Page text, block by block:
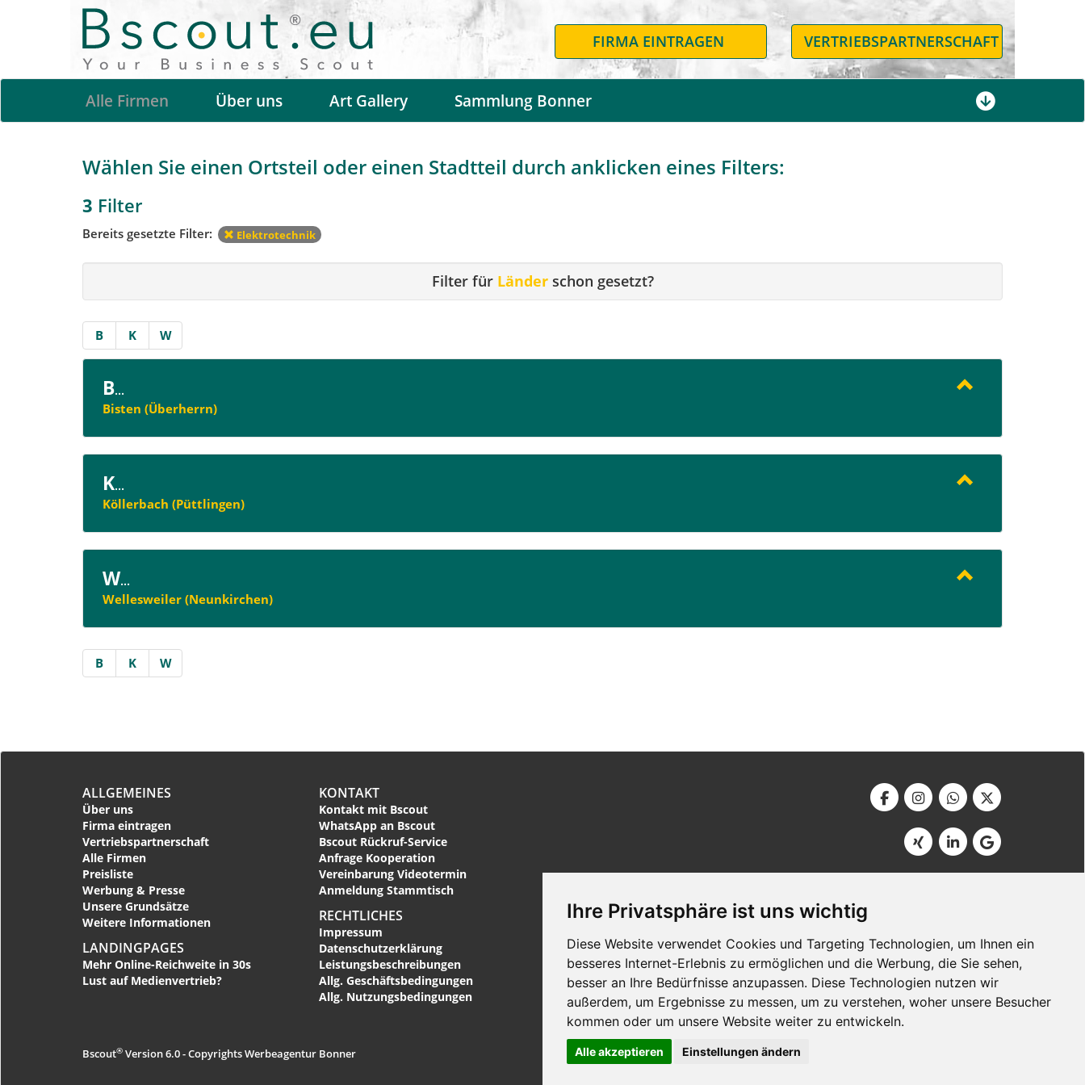
Ihre Privatsphäre ist uns wichtig
Diese Website verwendet Cookies und Targeting Technologien, um Ihnen ein
besseres Internet-Erlebnis zu ermöglichen und die Werbung, die Sie sehen,
besser an Ihre Bedürfnisse anzupassen. Diese Technologien nutzen wir
außerdem, um Ergebnisse zu messen, um zu verstehen, woher unsere Besucher
kommen oder um unsere Website weiter zu entwickeln.
Alle akzeptieren Einstellungen ändern
FIRMA EINTRAGEN VERTRIEBSPARTNERSCHAFT
Alle Firmen Über uns Art Gallery Sammlung Bonner
Wählen Sie einen Ortsteil oder einen Stadtteil durch anklicken eines Filters:
3 Filter
Bereits gesetzte Filter: Elektrotechnik
Filter für Länderschon gesetzt?
B K W
B...
Bisten (Überherrn)
K...
Köllerbach (Püttlingen)
W...
Wellesweiler (Neunkirchen)
B K W
ALLGEMEINES
Über uns
Firma eintragen
Vertriebspartnerschaft
Alle Firmen
Preisliste
Werbung & Presse
Unsere Grundsätze
Weitere Informationen
LANDINGPAGES
Mehr Online-Reichweite in 30s
Lust auf Medienvertrieb?
KONTAKT
Kontakt mit Bscout
WhatsApp an Bscout
Bscout Rückruf-Service
Anfrage Kooperation
Vereinbarung Videotermin
Anmeldung Stammtisch
RECHTLICHES
Impressum
Datenschutzerklärung
Leistungsbeschreibungen
Allg. Geschäftsbedingungen
Allg. Nutzungsbedingungen
Bscout® Version 6.0 - Copyrights Werbeagentur Bonner Bscout